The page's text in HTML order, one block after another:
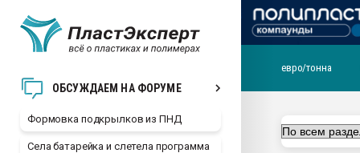
ОБСУЖДАЕМ НА ФОРУМЕ
Формовка подкрылков из ПНД
Села батарейка и слетела программа
29.07.2026 ФРП помог
евро/тонна